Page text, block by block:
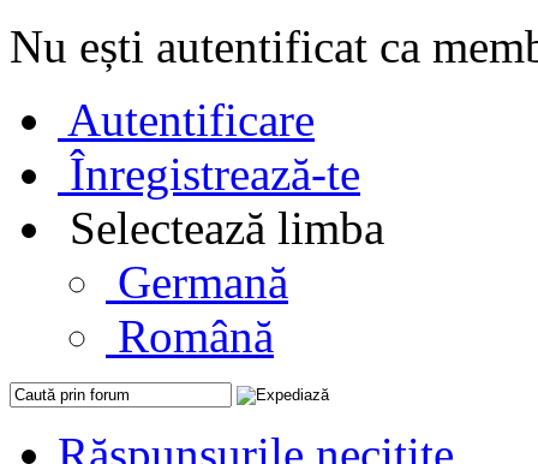
Nu ești autentificat ca
Autentificare
Înregistrează-te
Selectează limba
Germană
Română